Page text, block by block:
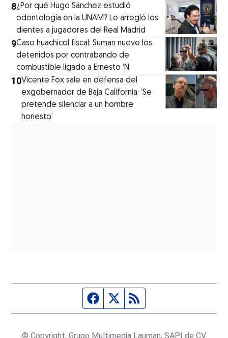
8¿Por qué Hugo Sánchez estudió
odontología en la UNAM? Le arregló los
dientes a jugadores del Real Madrid
9Caso huachicol fiscal: Suman nueve los
detenidos por contrabando de
combustible ligado a Ernesto ‘N’
10Vicente Fox sale en defensa del
exgobernador de Baja California: ‘Se
pretende silenciar a un hombre
honesto’
Página de Facebook
Fuente Twitter
© Copyright, Grupo Multimedia Lauman, SAPI de CV